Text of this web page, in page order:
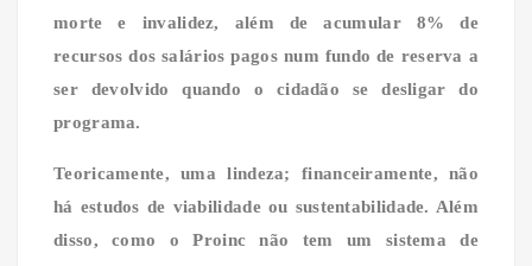
morte e invalidez, além de acumular 8% de
recursos dos salários pagos num fundo de reserva a
ser devolvido quando o cidadão se desligar do
programa.
Teoricamente, uma lindeza; financeiramente, não
há estudos de viabilidade ou sustentabilidade. Além
disso, como o Proinc não tem um sistema de